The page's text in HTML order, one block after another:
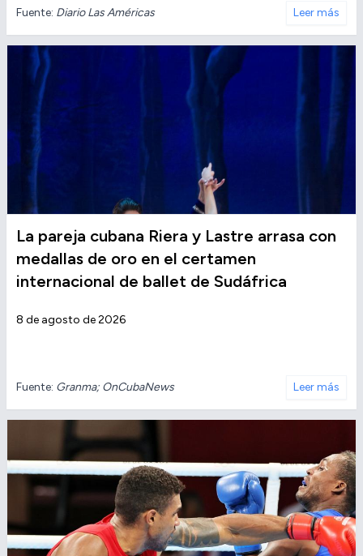
Fuente: Diario Las Américas Leer más
La pareja cubana Riera y Lastre arrasa con
medallas de oro en el certamen
internacional de ballet de Sudáfrica
8 de agosto de 2026
Fuente: Granma; OnCubaNews Leer más